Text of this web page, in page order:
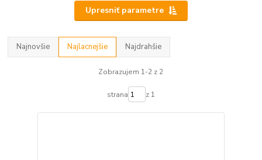
Upresniť parametre
Najnovšie Najlacnejšie Najdrahšie
Zobrazujem 1-2 z 2
strana z 1